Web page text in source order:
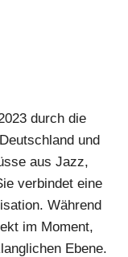
durch die
und
aus Jazz,
verbindet eine
Während
im Moment,
Ebene.